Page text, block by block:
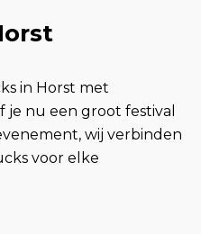
in Horst met
je nu een groot festival
wij verbinden
voor elke